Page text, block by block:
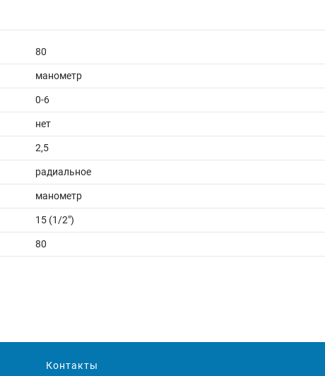
80
манометр
0-6
нет
2,5
радиальное
манометр
15 (1/2")
80
Контакты